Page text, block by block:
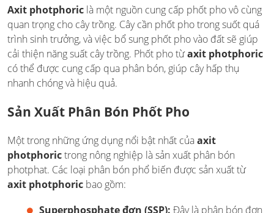
Axit photphoric là một nguồn cung cấp phốt pho vô cùng
quan trọng cho cây trồng. Cây cần phốt pho trong suốt quá
trình sinh trưởng, và việc bổ sung phốt pho vào đất sẽ giúp
cải thiện năng suất cây trồng. Phốt pho từaxit photphoric
có thể được cung cấp qua phân bón, giúp cây hấp thụ
nhanh chóng và hiệu quả.
Sản Xuất Phân Bón Phốt Pho
Một trong những ứng dụng nổi bật nhất củaaxit
photphorictrong nông nghiệp là sản xuất phân bón
photphat. Các loại phân bón phổ biến được sản xuất từ
axit photphoric bao gồm:
Superphosphate đơn (SSP): Đây là phân bón đơn